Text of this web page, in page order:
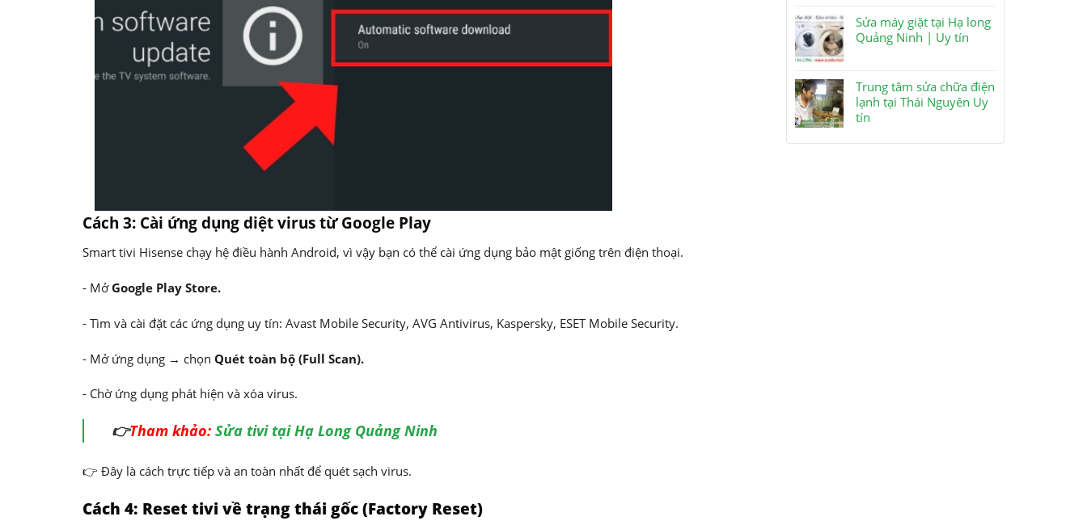
Cách 3: Cài ứng dụng diệt virus từ Google Play
Smart tivi Hisense chạy hệ điều hành Android, vì vậy bạn có thể cài ứng dụng bảo mật giống trên điện thoại.
- MởGoogle Play Store.
- Tìm và cài đặt các ứng dụng uy tín: Avast Mobile Security, AVG Antivirus, Kaspersky, ESET Mobile Security.
- Mở ứng dụng → chọn Quét toàn bộ (Full Scan).
- Chờ ứng dụng phát hiện và xóa virus.
👉Tham khảo: Sửa tivi tại Hạ Long Quảng Ninh
👉 Đây là cách trực tiếp và an toàn nhất để quét sạch virus.
Cách 4: Reset tivi về trạng thái gốc (Factory Reset)
Sửa máy giặt tại Hạ long
Quảng Ninh | Uy tín
Trung tâm sửa chữa điện
lạnh tại Thái Nguyên Uy
tín